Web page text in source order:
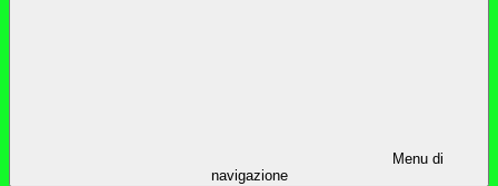
Menu di
navigazione